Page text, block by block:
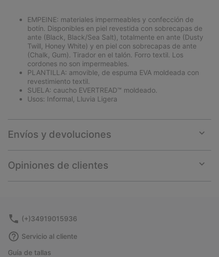
EMPEINE: materiales impermeables y confección de
botín. Disponibles en piel revestida con sobrecapas de
ante (Black, Black/Sea Salt), totalmente en ante (Dusty
Twill, Honey White) y en piel con sobrecapas de ante
(Chalk, Gum). Tirador en el talón. Forro textil. Los
cordones no son impermeables.
PLANTILLA: amovible, de espuma EVA moldeada con
revestimiento textil.
SUELA: caucho EVERTREAD™ moldeado.
Usos: Informal, Lluvia Ligera
Envíos y devoluciones
or
Opiniones de clientes
or
(+)34919015936
Servicio al cliente
Guía de tallas